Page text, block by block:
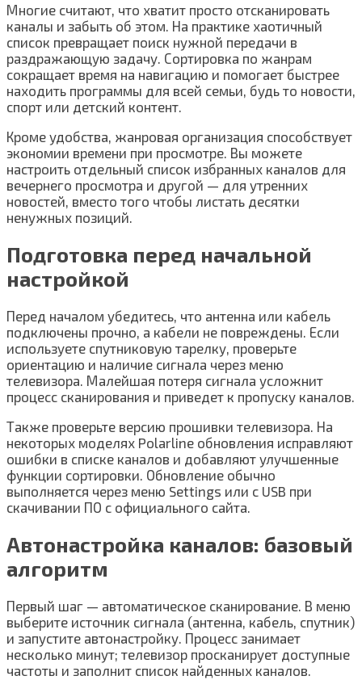
Многие считают, что хватит просто отсканировать
каналы и забыть об этом. На практике хаотичный
список превращает поиск нужной передачи в
раздражающую задачу. Сортировка по жанрам
сокращает время на навигацию и помогает быстрее
находить программы для всей семьи, будь то новости,
спорт или детский контент.
Кроме удобства, жанровая организация способствует
экономии времени при просмотре. Вы можете
настроить отдельный список избранных каналов для
вечернего просмотра и другой — для утренних
новостей, вместо того чтобы листать десятки
ненужных позиций.
Подготовка перед начальной
настройкой
Перед началом убедитесь, что антенна или кабель
подключены прочно, а кабели не повреждены. Если
используете спутниковую тарелку, проверьте
ориентацию и наличие сигнала через меню
телевизора. Малейшая потеря сигналa усложнит
процесс сканирования и приведет к пропуску каналов.
Также проверьте версию прошивки телевизора. На
некоторых моделях Polarline обновления исправляют
ошибки в списке каналов и добавляют улучшенные
функции сортировки. Обновление обычно
выполняется через меню Settings или с USB при
скачивании ПО с официального сайта.
Автонастройка каналов: базовый
алгоритм
Первый шаг — автоматическое сканирование. В меню
выберите источник сигнала (антенна, кабель, спутник)
и запустите автонастройку. Процесс занимает
несколько минут; телевизор просканирует доступные
частоты и заполнит список найденных каналов.